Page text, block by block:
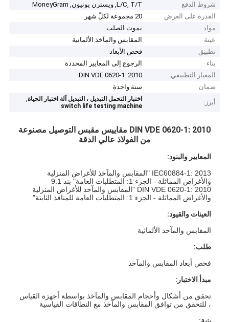
شروط الدفع
L/C, T/T, ويسترن يونيون, MoneyGram
القدرة على العرض
20 مجموعة لكلّ شهر
مواد
يموت الصلب
عينة
المقابس والمآخذ الألمانية
تطبيق
فحص الأبعاد
بناء
الرجوع إلى المعايير المحددة
المعيار التطبيقي
DIN VDE 0620-1: 2010
ضمان
سنة واحدة
أبرز:
اختبار التحمل التبديل ، التبديل آلة اختبار الحياة,
switch life testing machine
DIN VDE 0620-1: 2010 مقاييس مقبس التوصيل مصنوعة
من الفولاذ عالي الدقة
المعايير والبنود:
IEC60884-1: 2013 "المقابس والمآخذ للأغراض المنزلية
والأغراض المماثلة - الجزء 1: المتطلبات العامة" بند 9.1
DIN VDE 0620-1: 2010 "المقابس والمآخذ للأغراض المنزلية
والأغراض المماثلة - الجزء 1: المتطلبات العامة للمنافذ الثابتة"
العينات والقيود:
المقابس والمآخذ الألمانية
طلب:
فحص أبعاد المقابس والمآخذ
مبدأ الاختبار:
تحقق من أشكال وأحجام المقابس والمآخذ بواسطة أجهزة القياس
، للتحقق من توافق المقابس والمآخذ مع النطاقات القياسية